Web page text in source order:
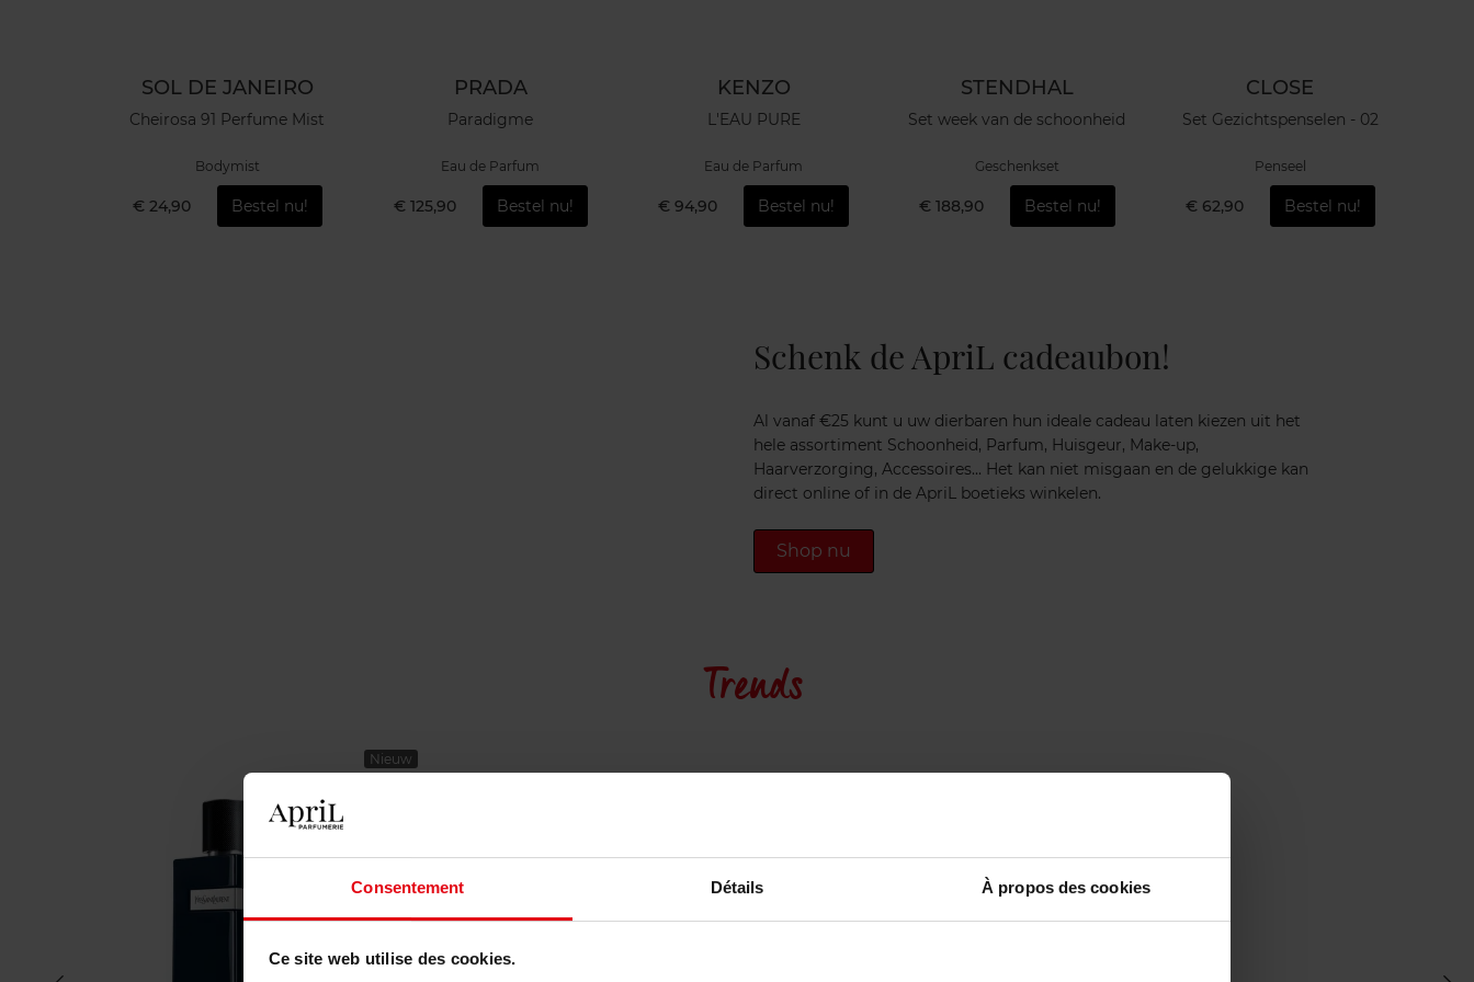
Consentement Détails À propos des cookies
Ce site web utilise des cookies.
SOL DE JANEIRO
Cheirosa 91 Perfume Mist
Bodymist
€ 24,90 Bestel nu!
PRADA
Paradigme
Eau de Parfum
€ 125,90 Bestel nu!
KENZO
L'EAU PURE
Eau de Parfum
€ 94,90 Bestel nu!
STENDHAL
Set week van de schoonheid
Geschenkset
€ 188,90 Bestel nu!
CLOSE
Set Gezichtspenselen - 02
Penseel
€ 62,90 Bestel nu!
Schenk de ApriL cadeaubon!
Al vanaf €25 kunt u uw dierbaren hun ideale cadeau laten kiezen uit het
hele assortiment Schoonheid, Parfum, Huisgeur, Make-up,
Haarverzorging, Accessoires... Het kan niet misgaan en de gelukkige kan
direct online of in de ApriL boetieks winkelen.
Shop nu
Trends
Nieuw